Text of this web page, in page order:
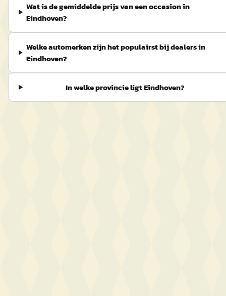
Wat is de gemiddelde prijs van een occasion in
Eindhoven?
Welke automerken zijn het populairst bij dealers in
Eindhoven?
In welke provincie ligt Eindhoven?